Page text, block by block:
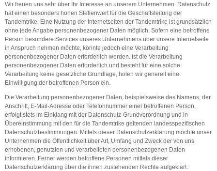
Wir freuen uns sehr über Ihr Interesse an unserem Unternehmen. Datenschutz
hat einen besonders hohen Stellenwert für die Geschäftsleitung der
Tandemtrike. Eine Nutzung der Internetseiten der Tandemtrike ist grundsätzlich
ohne jede Angabe personenbezogener Daten möglich. Sofern eine betroffene
Person besondere Services unseres Unternehmens über unsere Internetseite
in Anspruch nehmen möchte, könnte jedoch eine Verarbeitung
personenbezogener Daten erforderlich werden. Ist die Verarbeitung
personenbezogener Daten erforderlich und besteht für eine solche
Verarbeitung keine gesetzliche Grundlage, holen wir generell eine
Einwilligung der betroffenen Person ein.
Die Verarbeitung personenbezogener Daten, beispielsweise des Namens, der
Anschrift, E-Mail-Adresse oder Telefonnummer einer betroffenen Person,
erfolgt stets im Einklang mit der Datenschutz-Grundverordnung und in
Übereinstimmung mit den für die Tandemtrike geltenden landesspezifischen
Datenschutzbestimmungen. Mittels dieser Datenschutzerklärung möchte unser
Unternehmen die Öffentlichkeit über Art, Umfang und Zweck der von uns
erhobenen, genutzten und verarbeiteten personenbezogenen Daten
informieren. Ferner werden betroffene Personen mittels dieser
Datenschutzerklärung über die ihnen zustehenden Rechte aufgeklärt.